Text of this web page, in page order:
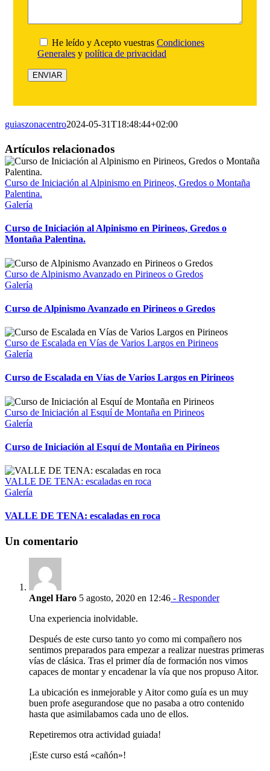
He leído y Acepto vuestrasCondiciones
Generales ypolítica de privacidad
guiaszonacentro2024-05-31T18:48:44+02:00
Facebook
X
Reddit
LinkedIn
WhatsApp
Tumblr
Pinterest
Vk
Correo
electrónico
Artículos relacionados
Curso de Iniciación al Alpinismo en Pirineos, Gredos o Montaña
Palentina.
Galería
Curso de Iniciación al Alpinismo en Pirineos, Gredos o
Montaña Palentina.
Curso de Alpinismo Avanzado en Pirineos o Gredos
Galería
Curso de Alpinismo Avanzado en Pirineos o Gredos
Curso de Escalada en Vías de Varios Largos en Pirineos
Galería
Curso de Escalada en Vías de Varios Largos en Pirineos
Curso de Iniciación al Esquí de Montaña en Pirineos
Galería
Curso de Iniciación al Esquí de Montaña en Pirineos
VALLE DE TENA: escaladas en roca
Galería
VALLE DE TENA: escaladas en roca
Un comentario
Angel Haro 5 agosto, 2020 en 12:46 - Responder
Una experiencia inolvidable.
Después de este curso tanto yo como mi compañero nos
sentimos preparados para empezar a realizar nuestras primeras
vías de clásica. Tras el primer día de formación nos vimos
capaces de montar y encadenar la vía que nos propuso Aitor.
La ubicación es inmejorable y Aitor como guía es un muy
buen profe asegurandose que no pasaba a otro contenido
hasta que asimilabamos cada uno de ellos.
Repetiremos otra actividad guiada!
¡Este curso está «cañón»!